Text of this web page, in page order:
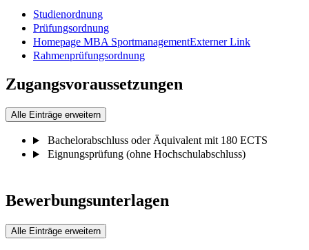
Studienordnung
Prüfungsordnung
Homepage MBA SportmanagementExterner Link
Rahmenprüfungsordnung
Zugangsvoraussetzungen
Alle Einträge erweitern
Bachelorabschluss oder Äquivalent mit 180 ECTS
Eignungsprüfung (ohne Hochschulabschluss)
Bewerbungsunterlagen
Alle Einträge erweitern